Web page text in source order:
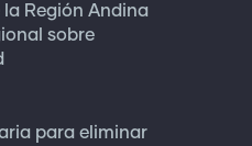
la Región Andina
sobre
para eliminar